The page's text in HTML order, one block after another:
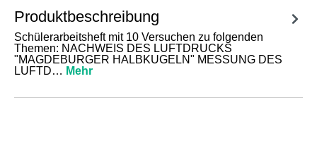
Produktbeschreibung
Schülerarbeitsheft mit 10 Versuchen zu folgenden
Themen: NACHWEIS DES LUFTDRUCKS
"MAGDEBURGER HALBKUGELN" MESSUNG DES
LUFTD… Mehr